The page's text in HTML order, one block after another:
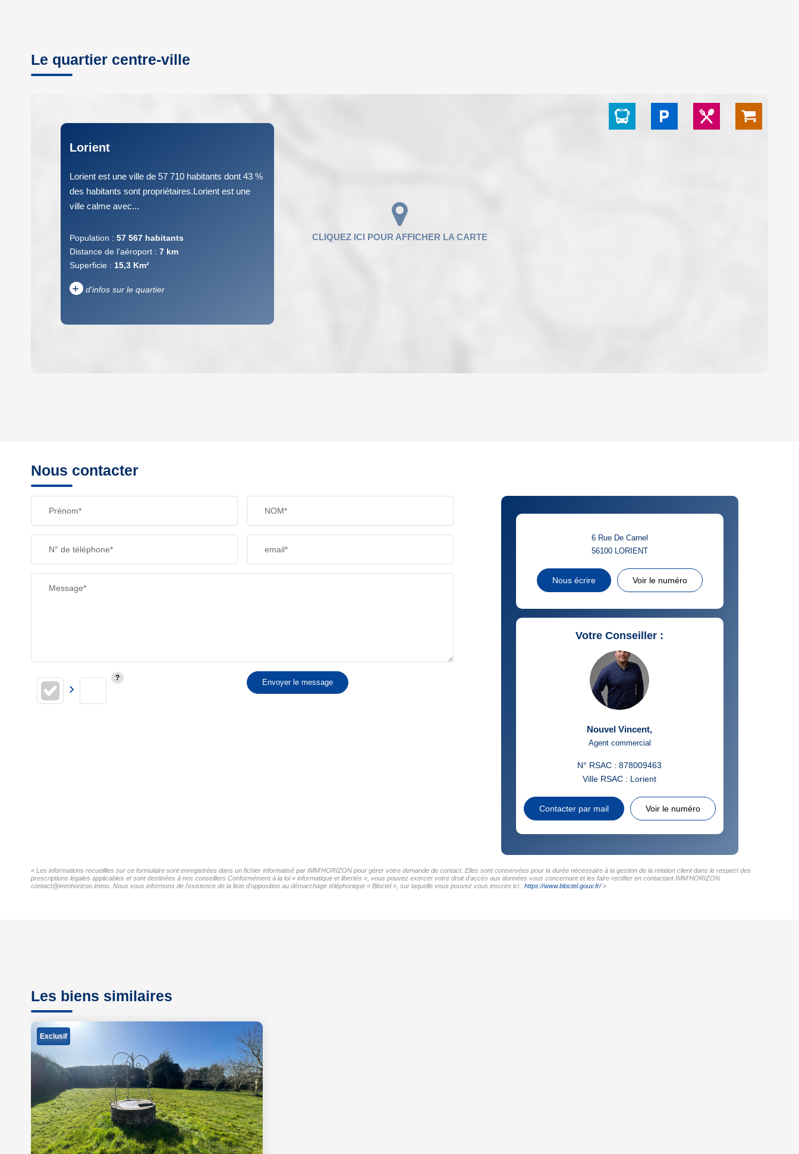
Le quartier centre-ville
Lorient
Lorient est une ville de 57 710 habitants dont 43 %
des habitants sont propriétaires.Lorient est une
ville calme avec...
Population : 57 567 habitants
Distance de l'aéroport : 7 km
Superficie : 15,3 Km²
+ d'infos sur le quartier
TAXE FONCIÈRE
SUPERFICIE : ECOLES ET CRÈCHES
RESTAURANTS ET CAFÉS COMMERCES
Nous contacter
Prénom* NOM*
N° de téléphone* email*
Message*
Envoyer le message
6 Rue De Carnel
56100 LORIENT
Nous écrire Voir le numéro
Votre Conseiller :
Nouvel Vincent,
Agent commercial
N° RSAC : 878009463
Ville RSAC : Lorient
Contacter par mail Voir le numéro
« Les informations recueillies sur ce formulaire sont enregistrées dans un fichier informatisé par IMM'HORIZON pour gérer votre demande de contact. Elles sont conservées pour la durée nécessaire à la gestion de la relation client dans le respect des
prescriptions légales applicables et sont destinées à nos conseillers Conformément à la loi « informatique et libertés », vous pouvez exercer votre droit d'accès aux données vous concernant et les faire rectifier en contactant IMM'HORIZON
contact@immhorizon.immo. Nous vous informons de l'existence de la liste d'opposition au démarchage téléphonique « Bloctel », sur laquelle vous pouvez vous inscrire ici : https://www.bloctel.gouv.fr/»
Les biens similaires
Exclusif